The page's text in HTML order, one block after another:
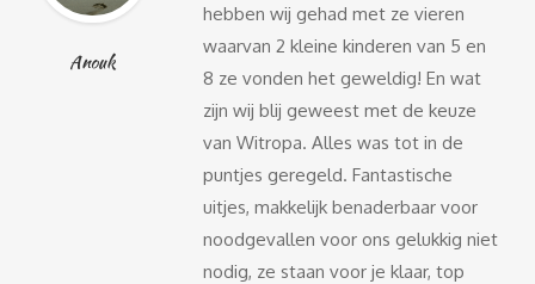
Anouk
hebben wij gehad met ze vieren
waarvan 2 kleine kinderen van 5 en
8 ze vonden het geweldig! En wat
zijn wij blij geweest met de keuze
van Witropa. Alles was tot in de
puntjes geregeld. Fantastische
uitjes, makkelijk benaderbaar voor
noodgevallen voor ons gelukkig niet
nodig, ze staan voor je klaar, top